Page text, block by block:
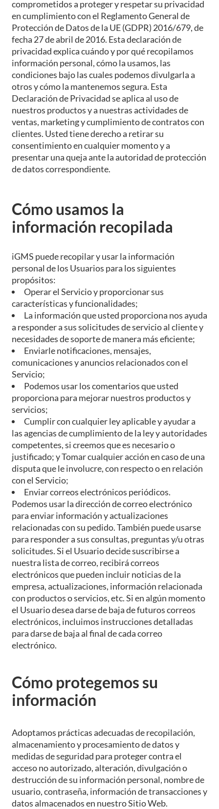
comprometidos a proteger y respetar su privacidad
en cumplimiento con el Reglamento General de
Protección de Datos de la UE (GDPR) 2016/679, de
fecha 27 de abril de 2016. Esta declaración de
privacidad explica cuándo y por qué recopilamos
información personal, cómo la usamos, las
condiciones bajo las cuales podemos divulgarla a
otros y cómo la mantenemos segura. Esta
Declaración de Privacidad se aplica al uso de
nuestros productos y a nuestras actividades de
ventas, marketing y cumplimiento de contratos con
clientes. Usted tiene derecho a retirar su
consentimiento en cualquier momento y a
presentar una queja ante la autoridad de protección
de datos correspondiente.
Cómo usamos la
información recopilada
iGMS puede recopilar y usar la información
personal de los Usuarios para los siguientes
propósitos:
Operar el Servicio y proporcionar sus
características y funcionalidades;
La información que usted proporciona nos ayuda
a responder a sus solicitudes de servicio al cliente y
necesidades de soporte de manera más eficiente;
Enviarle notificaciones, mensajes,
comunicaciones y anuncios relacionados con el
Servicio;
Podemos usar los comentarios que usted
proporciona para mejorar nuestros productos y
servicios;
Cumplir con cualquier ley aplicable y ayudar a
las agencias de cumplimiento de la ley y autoridades
competentes, si creemos que es necesario o
justificado; y Tomar cualquier acción en caso de una
disputa que le involucre, con respecto o en relación
con el Servicio;
Enviar correos electrónicos periódicos.
Podemos usar la dirección de correo electrónico
para enviar información y actualizaciones
relacionadas con su pedido. También puede usarse
para responder a sus consultas, preguntas y/u otras
solicitudes. Si el Usuario decide suscribirse a
nuestra lista de correo, recibirá correos
electrónicos que pueden incluir noticias de la
empresa, actualizaciones, información relacionada
con productos o servicios, etc. Si en algún momento
el Usuario desea darse de baja de futuros correos
electrónicos, incluimos instrucciones detalladas
para darse de baja al final de cada correo
electrónico.
Cómo protegemos su
información
Adoptamos prácticas adecuadas de recopilación,
almacenamiento y procesamiento de datos y
medidas de seguridad para proteger contra el
acceso no autorizado, alteración, divulgación o
destrucción de su información personal, nombre de
usuario, contraseña, información de transacciones y
datos almacenados en nuestro Sitio Web.